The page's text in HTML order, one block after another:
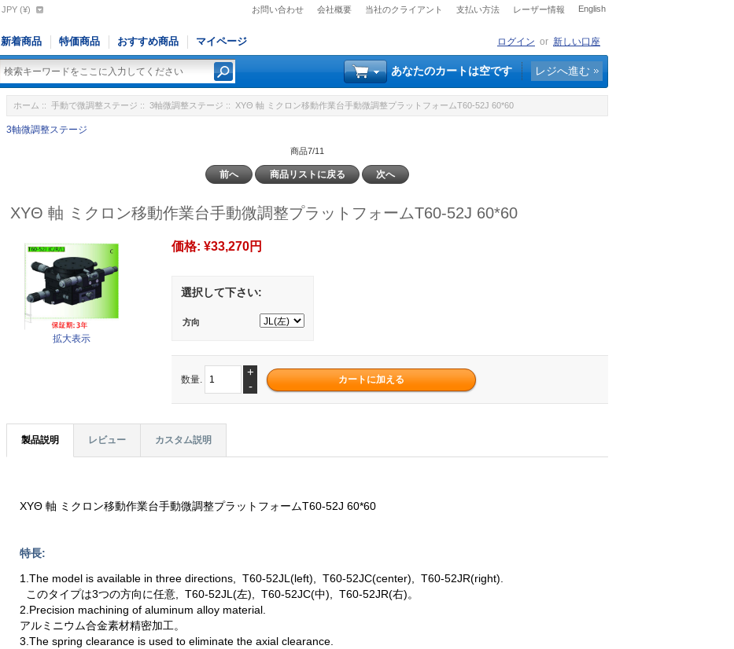
お問い合わせ 会社概要 当社のクライアント 支払い方法 レーザー情報 English
JPY (¥)
新着商品 特価商品 おすすめ商品 マイページ ログイン or 新しい口座
あなたのカートは空です レジへ進む
ホーム ::手動で微調整ステージ ::3軸微調整ステージ :: XYΘ 軸 ミクロン移動作業台手動微調整プラットフォームT60-52J 60*60
3軸微調整ステージ
商品7/11
前へ 商品リストに戻る 次へ
XYΘ 軸 ミクロン移動作業台手動微調整プラットフォームT60-52J 60*60
拡大表示
価格:¥33,270円
選択して下さい:
方向
数量.
+
-
製品説明 レビュー カスタム説明
XYΘ 軸 ミクロン移動作業台手動微調整プラットフォームT60-52J 60*60
特長:
1.The model is available in three directions, T60-52JL(left), T60-52JC(center), T60-52JR(right).
このタイプは3つの方向に任意, T60-52JL(左), T60-52JC(中), T60-52JR(右)。
2.Precision machining of aluminum alloy material.
アルミニウム合金素材精密加工。
3.The spring clearance is used to eliminate the axial clearance.